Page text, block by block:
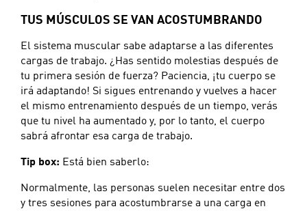
TUS MÚSCULOS SE VAN ACOSTUMBRANDO
El sistema muscular sabe adaptarse a las diferentes
cargas de trabajo. ¿Has sentido molestias después de
tu primera sesión de fuerza? Paciencia, ¡tu cuerpo se
irá adaptando! Si sigues entrenando y vuelves a hacer
el mismo entrenamiento después de un tiempo, verás
que tu nivel ha aumentado y, por lo tanto, el cuerpo
sabrá afrontar esa carga de trabajo.
Tip box: Está bien saberlo:
Normalmente, las personas suelen necesitar entre dos
y tres sesiones para acostumbrarse a una carga en